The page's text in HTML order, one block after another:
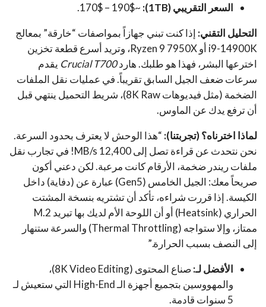
السعر التقريبي (1TB):
~170$ – 190$.
التحليل التقني: إذا كنت تبني جهازاً بمواصفات “خارقة” بمعالج
i9-14900K أو Ryzen 9 7950X، وتريد أسرع قطعة تخزين
اخترعها البشر، فهذا هو طلبك. هاردCrucial T700 يقدم
سرعات ضعف الجيل السابق تقريباً. في عمليات نقل الملفات
الضخمة (مثل فيديوهات 8K Raw)، شريط التحميل ينتهي قبل
أن ترفع يدك عن الماوس.
لماذا اخترناه؟ (تجربتنا): “هذا الوحش لا يعترف بحدود السرعة.
نحن نتحدث عن قراءة تصل إلى 12,400 MB/s! في تجارب نقل
ملفات ريندر ضخمة، الأرقام كانت مرعبة. لكن دعني أكون
صريحاً معك: الجيل الخامس (Gen5) عبارة عن (دفاية) داخل
الكيسة. إذا قررت شراءه، تأكد أن تشتريه بنسخة المشتت
الحراري (Heatsink) أو أن اللوحة الأم لديك بها تبريد M.2
ممتاز، وإلا ستواجه (Thermal Throttling) والسرعة ستنهار
إلى النصف بسبب الحرارة.”
الأفضل لـ:
صناع المحتوى (8K Video Editing)،
والمهووسين بتجميع أجهزة الـ High-End التي ستعيش لـ
5 سنوات قادمة.